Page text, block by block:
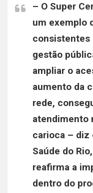
– O Super
um exemplo
consistentes
gestão
ampliar o
aumento da
rede,
atendimento
carioca – diz
Saúde do
reafirma a
dentro do